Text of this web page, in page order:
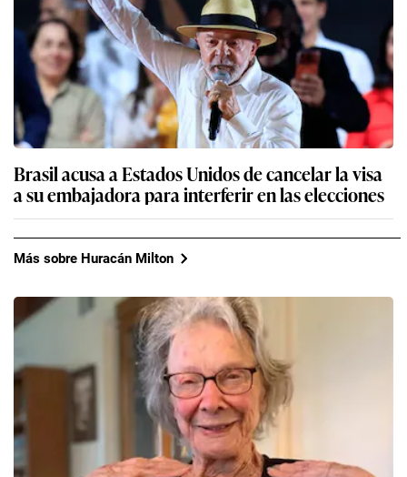
Brasil acusa a Estados Unidos de cancelar la visa
a su embajadora para interferir en las elecciones
Más sobre Huracán Milton